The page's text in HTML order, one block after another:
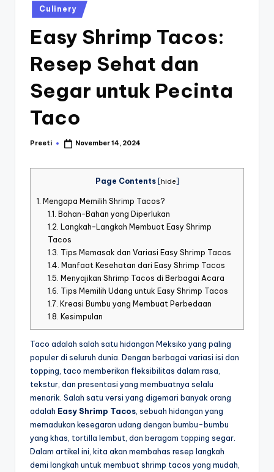
Posted
in
Culinery
Easy Shrimp Tacos:
Resep Sehat dan
Segar untuk Pecinta
Taco
Posted
Preeti November 14, 2024
Page Contents [hide]
1. Mengapa Memilih Shrimp Tacos?
1.1. Bahan-Bahan yang Diperlukan
1.2. Langkah-Langkah Membuat Easy Shrimp
Tacos
1.3. Tips Memasak dan Variasi Easy Shrimp Tacos
1.4. Manfaat Kesehatan dari Easy Shrimp Tacos
1.5. Menyajikan Shrimp Tacos di Berbagai Acara
1.6. Tips Memilih Udang untuk Easy Shrimp Tacos
1.7. Kreasi Bumbu yang Membuat Perbedaan
1.8. Kesimpulan
Taco adalah salah satu hidangan Meksiko yang paling
populer di seluruh dunia. Dengan berbagai variasi isi dan
topping, taco memberikan fleksibilitas dalam rasa,
tekstur, dan presentasi yang membuatnya selalu
menarik. Salah satu versi yang digemari banyak orang
adalah Easy Shrimp Tacos , sebuah hidangan yang
memadukan kesegaran udang dengan bumbu-bumbu
yang khas, tortilla lembut, dan beragam topping segar.
Dalam artikel ini, kita akan membahas resep langkah
demi langkah untuk membuat shrimp tacos yang mudah,